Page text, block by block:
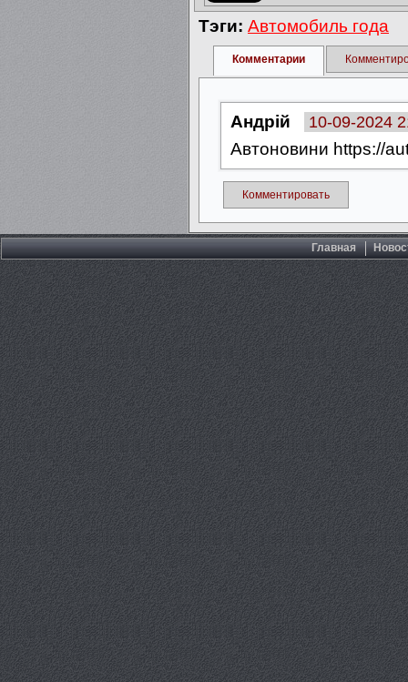
Тэги: Автомобиль года
Комментарии
Андрій 10-09-2024
Автоновини https://
Комментировать
Главная